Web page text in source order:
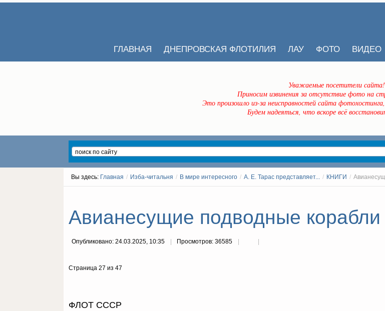
ГЛАВНАЯ ДНЕПРОВСКАЯ ФЛОТИЛИЯ ЛАУ ФОТО ВИДЕО
Уважаемые посетители сайта!
Приносим извинения за отсутствие фото на
Это произошло из-за неисправностей сайта
Будем надеяться, что вскоре всё
Вы здесь: Главная / Изба-читальня / В мире интересного / А. Е. Тарас представляет... / КНИГИ /
Авианесущие подводные корабли
Опубликовано: 24.03.2025, 10:35 Просмотров: 36585
Страница 27 из 47
ФЛОТ СССР